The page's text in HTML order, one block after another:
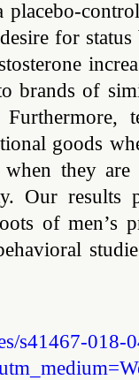
for
brands of
goods
they
Our results
of men’s
s41467-018-